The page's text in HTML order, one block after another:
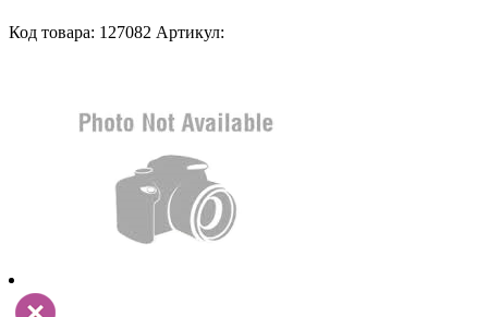
Код товара: 127082 Артикул: